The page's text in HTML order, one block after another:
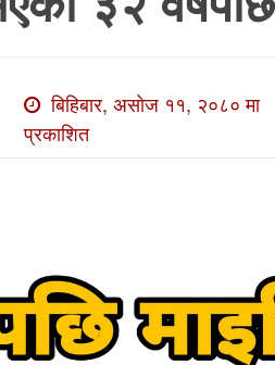
बिहिबार, असोज ११, २०८० मा
प्रकाशित